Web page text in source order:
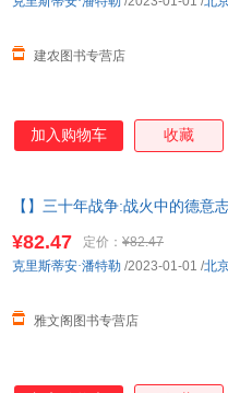
建农图书专营店
加入购物车 收藏
【】三十年战争:战火中的德意
取，有问题联系在线客服，赠
¥82.47 定价： ¥82.47
雅文阁图书专营店
克里斯蒂安·潘特勒 /2023-01-01 /北